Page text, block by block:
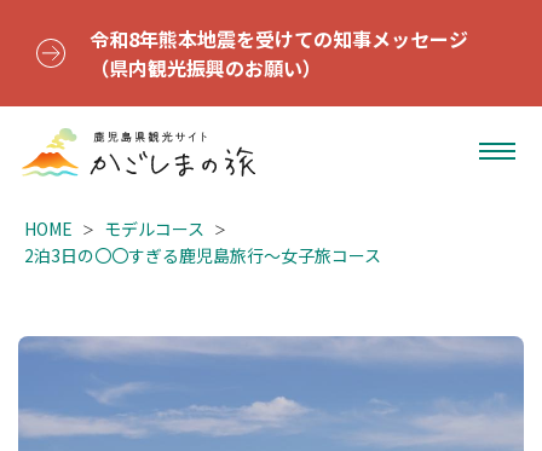
令和8年熊本地震を受けての知事メッセージ
（県内観光振興のお願い）
HOME
モデルコース
2泊3日の〇〇すぎる鹿児島旅行〜女子旅コース